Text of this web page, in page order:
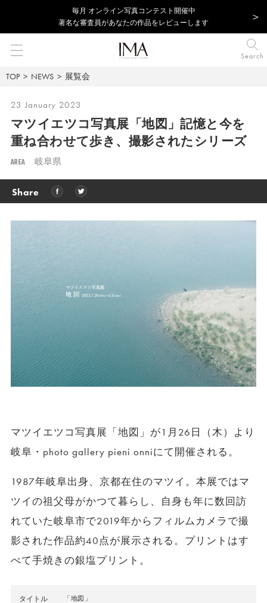
毎⽉ オンライン写真コンテスト開催中
著名な審査員があなたの作品をレビューします
Search
TOP NEWS 展覧会
23 January 2023
マツイエツコ写真展「地図」記憶と今を
重ね合わせて歩き、撮影されたシリーズ
AREA 岐阜県
Share
マツイエツコ写真展「地図」が1月26日（木）より
岐阜・photo gallery pieni onniにて開催される。
1987年岐阜出身、京都在住のマツイ。本展ではマ
ツイの祖父母がかつて暮らし、自身も年に数回訪
れていた岐阜市で2019年からフィルムカメラで撮
影された作品約40点が展示される。プリントはす
べて手焼きの銀塩プリント。
タイトル 「地図」